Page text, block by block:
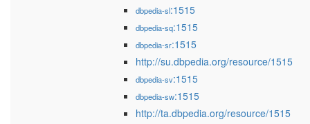
dbpedia-sl:1515
dbpedia-sq:1515
dbpedia-sr:1515
http://su.dbpedia.org/resource/1515
dbpedia-sv:1515
dbpedia-sw:1515
http://ta.dbpedia.org/resource/1515